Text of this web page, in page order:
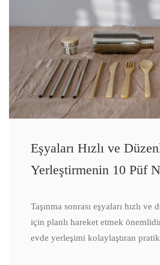
Eşyaları Hızlı ve
Yerleştirmenin 10 Püf
Taşınma sonrası eşyaları hızlı
için planlı hareket etmek
evde yerleşimi kolaylaştıran